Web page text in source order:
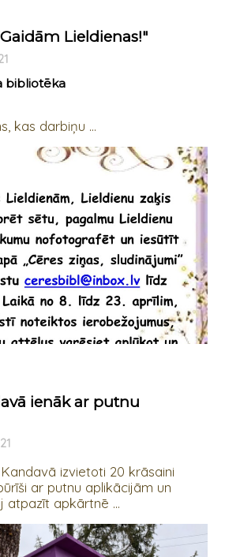
Lieldienas!"
bibliotēka
kas darbiņu ...
ienāk ar putnu
izvietoti 20 krāsaini
ar putnu aplikācijām un
atpazīt apkārtnē ...